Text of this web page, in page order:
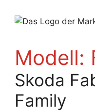
Modell:
Skoda
Family